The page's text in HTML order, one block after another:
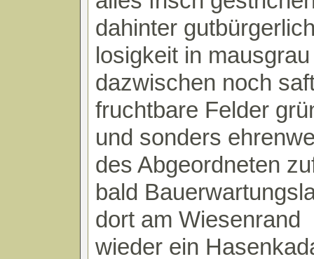
dahinter
losigkeit in
dazwischen noch
fruchtbare Felder
und sonders
des Abgeordneten
bald
dort am Wiesenrand
wieder ein